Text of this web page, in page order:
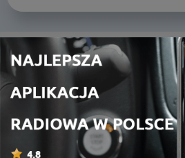
Odcinki
8
22 lis 2014
7 - The 250th Vox: Episode 3